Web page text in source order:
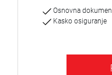
Osnovna
Kasko osiguranje